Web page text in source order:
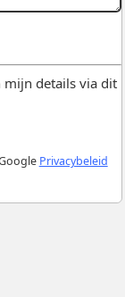
mijn details via dit
Privacybeleid